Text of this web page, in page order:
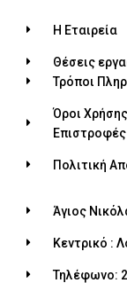
Η Εταιρεία
Θέσεις
Τρόποι
Όροι
Επιστροφές
Πολιτική
Άγιος
Κεντρικό :
Τηλέφωνο: